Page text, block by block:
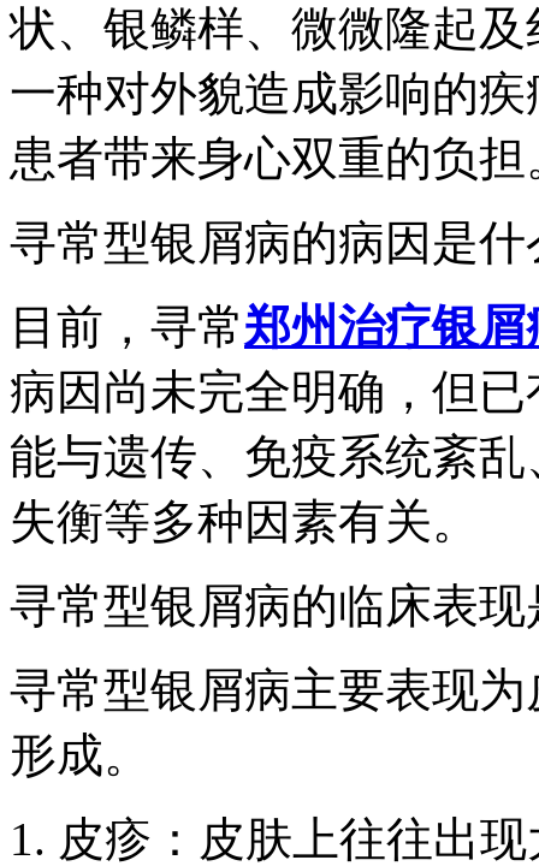
状、银鳞样、微微隆起
一种对外貌造成影响的
患者带来身心双重的负担
寻常型银屑病的病因是什
目前，寻常郑州治疗银屑
病因尚未完全明确，但
能与遗传、免疫系统紊
失衡等多种因素有关。
寻常型银屑病的临床表
寻常型银屑病主要表现
形成。
1. 皮疹：皮肤上往往出